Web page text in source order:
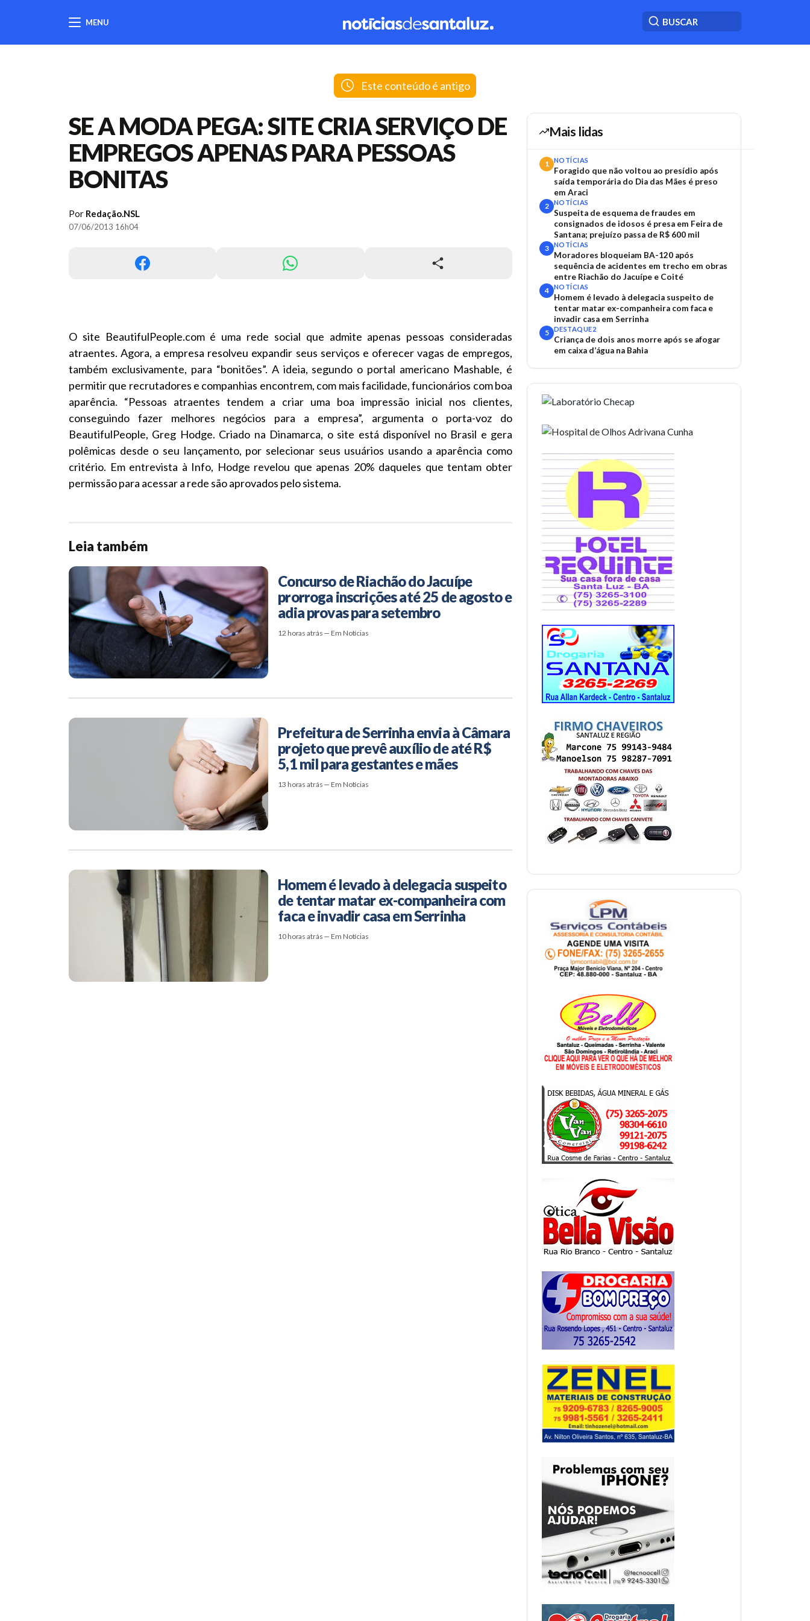
MENU
Este conteúdo é antigo
SE A MODA PEGA: SITE CRIA SERVIÇO DE
EMPREGOS APENAS PARA PESSOAS
BONITAS
Por Redação.NSL
07/06/2013 16h04
O site BeautifulPeople.com é uma rede social que admite apenas pessoas consideradas
atraentes. Agora, a empresa resolveu expandir seus serviços e oferecer vagas de empregos,
também exclusivamente, para “bonitões”. A ideia, segundo o portal americano Mashable, é
permitir que recrutadores e companhias encontrem, com mais facilidade, funcionários com boa
aparência. “Pessoas atraentes tendem a criar uma boa impressão inicial nos clientes,
conseguindo fazer melhores negócios para a empresa”, argumenta o porta-voz do
BeautifulPeople, Greg Hodge. Criado na Dinamarca, o site está disponível no Brasil e gera
polêmicas desde o seu lançamento, por selecionar seus usuários usando a aparência como
critério. Em entrevista à Info, Hodge revelou que apenas 20% daqueles que tentam obter
permissão para acessar a rede são aprovados pelo sistema.
Leia também
Concurso de Riachão do Jacuípe
prorroga inscrições até 25 de agosto e
adia provas para setembro
12 horas atrás — Em Notícias
Prefeitura de Serrinha envia à Câmara
projeto que prevê auxílio de até R$
5,1 mil para gestantes e mães
13 horas atrás — Em Notícias
Homem é levado à delegacia suspeito
de tentar matar ex-companheira com
faca e invadir casa em Serrinha
10 horas atrás — Em Notícias
Mais lidas
1 NOTÍCIAS
Foragido que não voltou ao presídio após
saída temporária do Dia das Mães é preso
em Araci
2 NOTÍCIAS
Suspeita de esquema de fraudes em
consignados de idosos é presa em Feira de
Santana; prejuízo passa de R$ 600 mil
3 NOTÍCIAS
Moradores bloqueiam BA-120 após
sequência de acidentes em trecho em obras
entre Riachão do Jacuípe e Coité
4 NOTÍCIAS
Homem é levado à delegacia suspeito de
tentar matar ex-companheira com faca e
invadir casa em Serrinha
5 DESTAQUE2
Criança de dois anos morre após se afogar
em caixa d’água na Bahia